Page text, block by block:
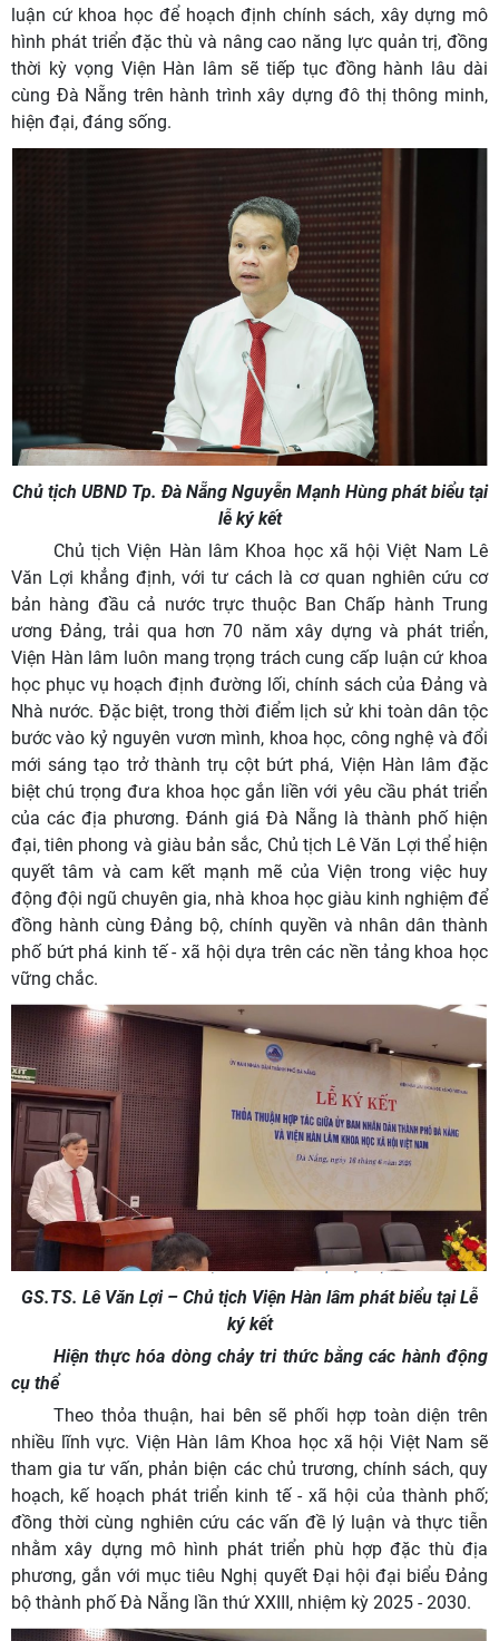
luận cứ khoa học để hoạch định chính sách, xây dựng mô
hình phát triển đặc thù và nâng cao năng lực quản trị, đồng
thời kỳ vọng Viện Hàn lâm sẽ tiếp tục đồng hành lâu dài
cùng Đà Nẵng trên hành trình xây dựng đô thị thông minh,
hiện đại, đáng sống.
Chủ tịch UBND Tp. Đà Nẵng Nguyễn Mạnh Hùng phát biểu tại
lễ ký kết
Chủ tịch Viện Hàn lâm Khoa học xã hội Việt Nam Lê
Văn Lợi khẳng định, với tư cách là cơ quan nghiên cứu cơ
bản hàng đầu cả nước trực thuộc Ban Chấp hành Trung
ương Đảng, trải qua hơn 70 năm xây dựng và phát triển,
Viện Hàn lâm luôn mang trọng trách cung cấp luận cứ khoa
học phục vụ hoạch định đường lối, chính sách của Đảng và
Nhà nước. Đặc biệt, trong thời điểm lịch sử khi toàn dân tộc
bước vào kỷ nguyên vươn mình, khoa học, công nghệ và đổi
mới sáng tạo trở thành trụ cột bứt phá, Viện Hàn lâm đặc
biệt chú trọng đưa khoa học gắn liền với yêu cầu phát triển
của các địa phương. Đánh giá Đà Nẵng là thành phố hiện
đại, tiên phong và giàu bản sắc, Chủ tịch Lê Văn Lợi thể hiện
quyết tâm và cam kết mạnh mẽ của Viện trong việc huy
động đội ngũ chuyên gia, nhà khoa học giàu kinh nghiệm để
đồng hành cùng Đảng bộ, chính quyền và nhân dân thành
phố bứt phá kinh tế - xã hội dựa trên các nền tảng khoa học
vững chắc.
GS.TS. Lê Văn Lợi – Chủ tịch Viện Hàn lâm phát biểu tại Lễ
ký kết
Hiện thực hóa dòng chảy tri thức bằng các hành động
cụ thể
Theo thỏa thuận, hai bên sẽ phối hợp toàn diện trên
nhiều lĩnh vực. Viện Hàn lâm Khoa học xã hội Việt Nam sẽ
tham gia tư vấn, phản biện các chủ trương, chính sách, quy
hoạch, kế hoạch phát triển kinh tế - xã hội của thành phố;
đồng thời cùng nghiên cứu các vấn đề lý luận và thực tiễn
nhằm xây dựng mô hình phát triển phù hợp đặc thù địa
phương, gắn với mục tiêu Nghị quyết Đại hội đại biểu Đảng
bộ thành phố Đà Nẵng lần thứ XXIII, nhiệm kỳ 2025 - 2030.